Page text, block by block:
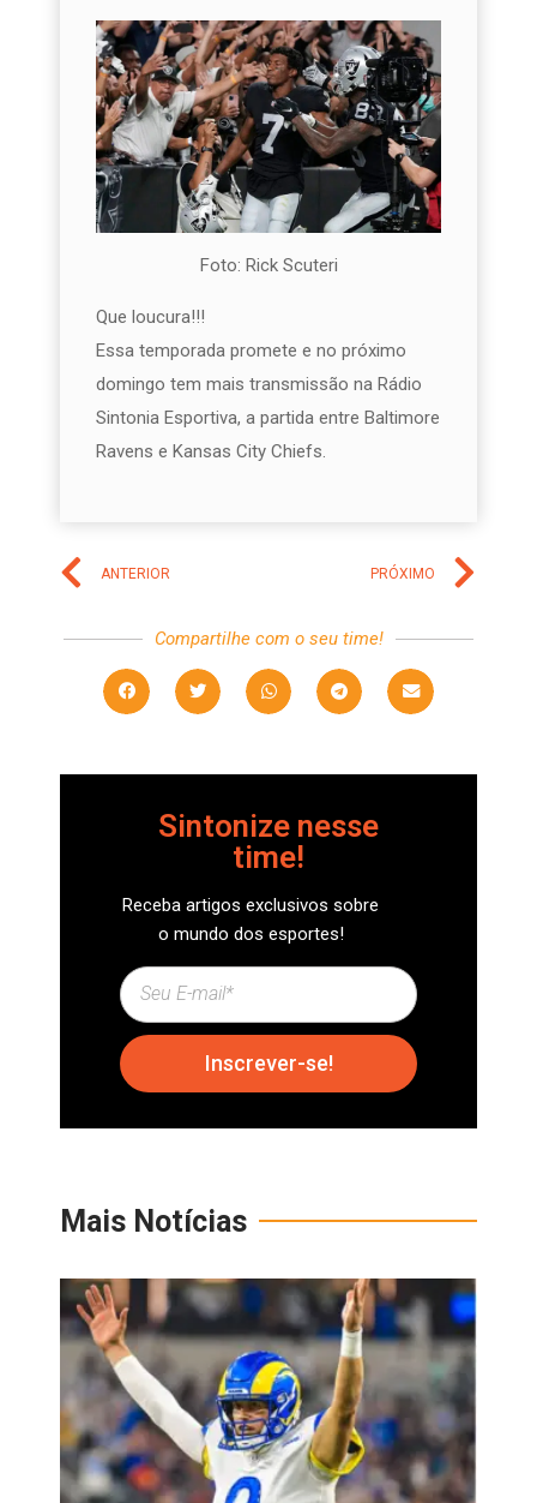
Foto: Rick Scuteri
Que loucura!!!
Essa temporada promete e no próximo
domingo tem mais transmissão na Rádio
Sintonia Esportiva, a partida entre Baltimore
Ravens e Kansas City Chiefs.
ANTERIOR PRÓXIMO
Compartilhe com o seu time!
Sintonize nesse
time!
Receba artigos exclusivos sobre
o mundo dos esportes!
Inscrever-se!
Mais Notícias